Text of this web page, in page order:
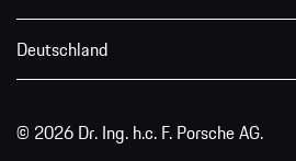
Deutschland
© 2026 Dr. Ing. h.c. F. Porsche AG.